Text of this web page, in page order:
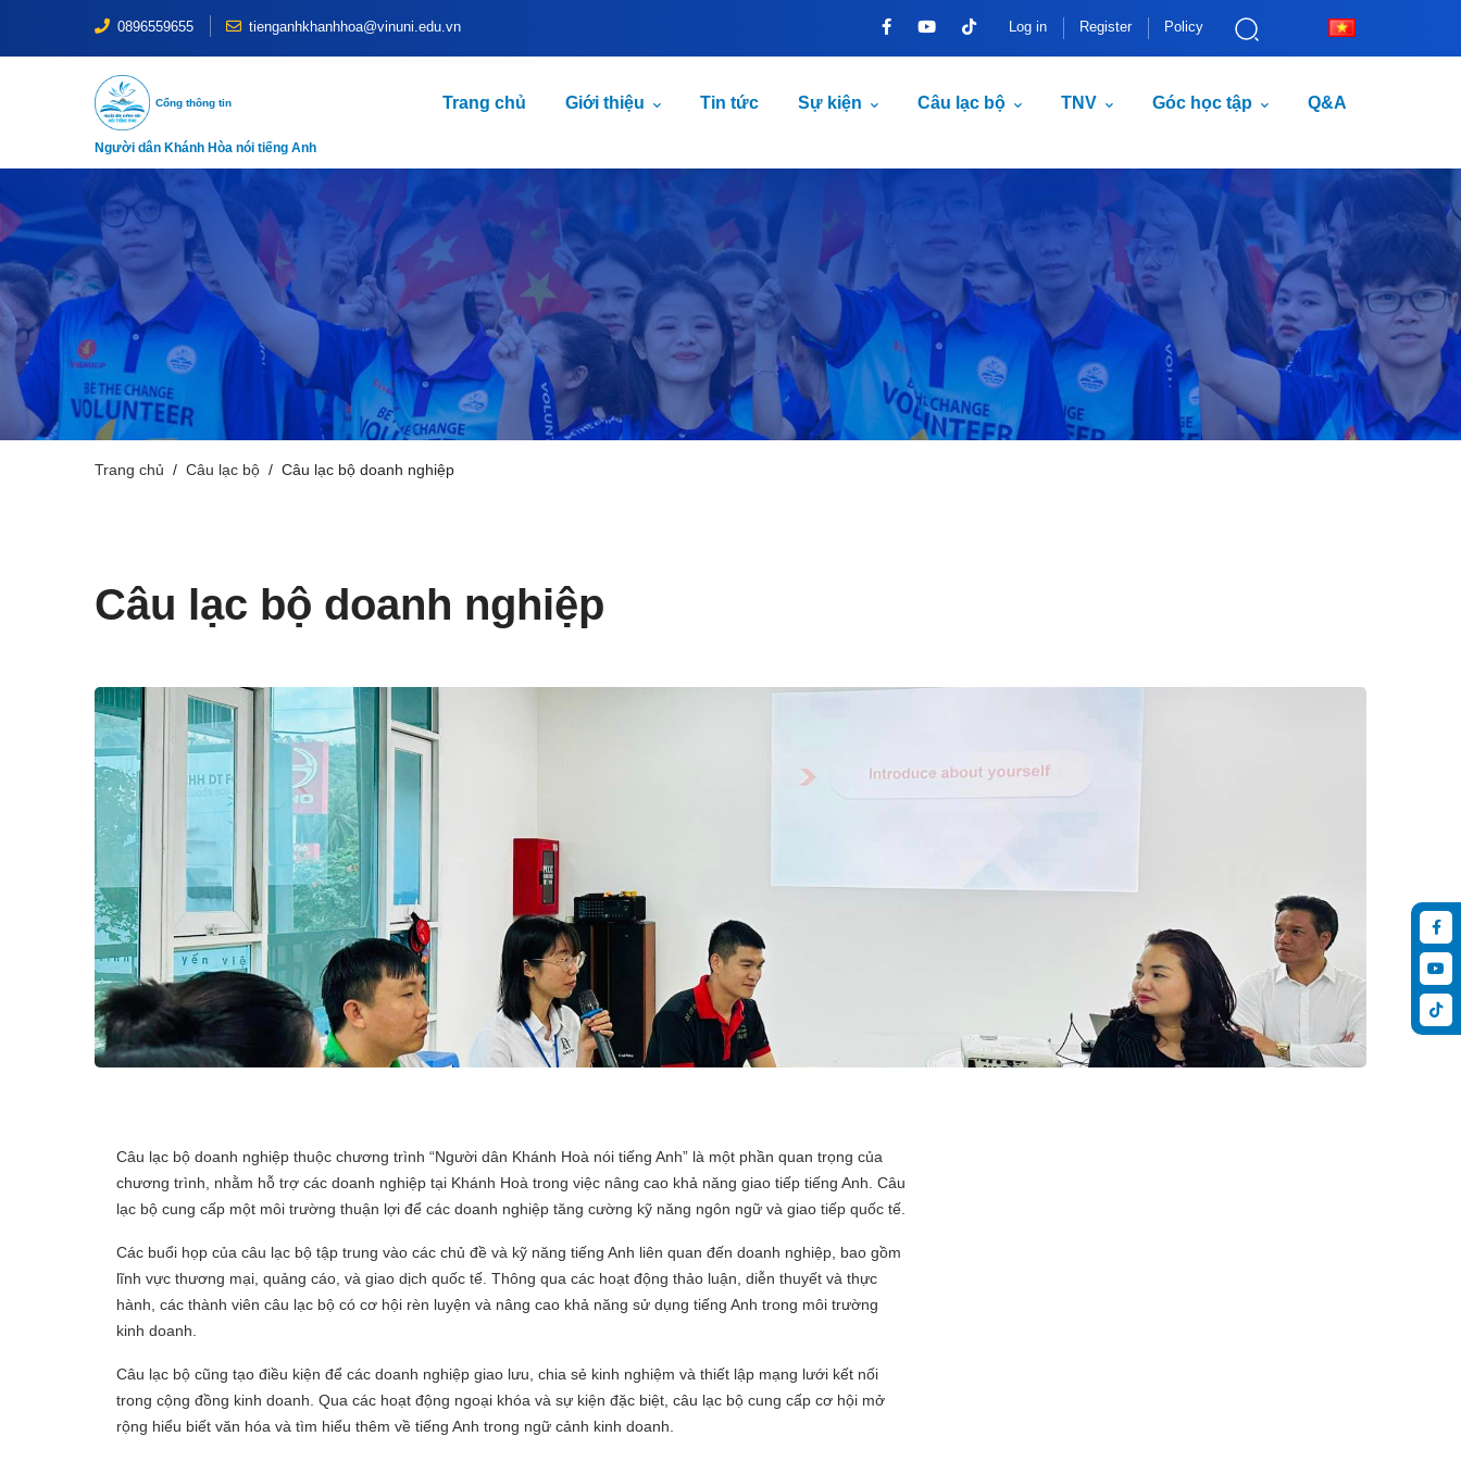
0896559655 tienganhkhanhhoa@vinuni.edu.vn Log in Register Policy
Cổng thông tin Trang chủ Giới thiệu Tin tức Sự kiện Câu lạc bộ TNV Góc học tập Q&A
Người dân Khánh Hòa nói tiếng Anh
Trang chủ Câu lạc bộ Câu lạc bộ doanh nghiệp
Câu lạc bộ doanh nghiệp
Câu lạc bộ doanh nghiệp thuộc chương trình “Người dân Khánh Hoà nói tiếng Anh” là một phần quan trọng của
chương trình, nhằm hỗ trợ các doanh nghiệp tại Khánh Hoà trong việc nâng cao khả năng giao tiếp tiếng Anh. Câu
lạc bộ cung cấp một môi trường thuận lợi để các doanh nghiệp tăng cường kỹ năng ngôn ngữ và giao tiếp quốc tế.
Các buổi họp của câu lạc bộ tập trung vào các chủ đề và kỹ năng tiếng Anh liên quan đến doanh nghiệp, bao gồm
lĩnh vực thương mại, quảng cáo, và giao dịch quốc tế. Thông qua các hoạt động thảo luận, diễn thuyết và thực
hành, các thành viên câu lạc bộ có cơ hội rèn luyện và nâng cao khả năng sử dụng tiếng Anh trong môi trường
kinh doanh.
Câu lạc bộ cũng tạo điều kiện để các doanh nghiệp giao lưu, chia sẻ kinh nghiệm và thiết lập mạng lưới kết nối
trong cộng đồng kinh doanh. Qua các hoạt động ngoại khóa và sự kiện đặc biệt, câu lạc bộ cung cấp cơ hội mở
rộng hiểu biết văn hóa và tìm hiểu thêm về tiếng Anh trong ngữ cảnh kinh doanh.